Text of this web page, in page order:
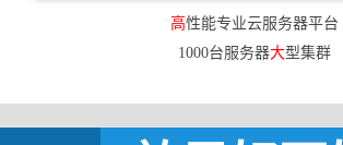
高性能专业云服务器平台
1000台服务器大型集群